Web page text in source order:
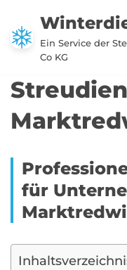
Zum
Inhalt
Ein Service der
Co KG
für